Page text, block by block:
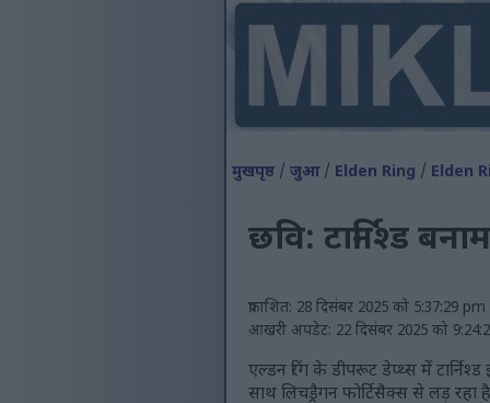
मुखपृष्ठ / जुआ/ Elden Ring / Elden
छवि: टार्निश्ड
प्रकाशित: 28 दिसंबर 2025 को 5:37:29
आखरी अपडेट: 22 दिसंबर 2025 को
एल्डन रिंग के डीपरूट डेप्थ्स में
साथ लिचड्रैगन फोर्टिसैक्स से लड़ रहा